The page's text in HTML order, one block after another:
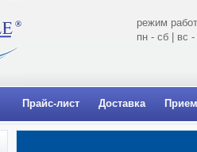
режим
пн - сб | вс
Прайс-лист Доставка